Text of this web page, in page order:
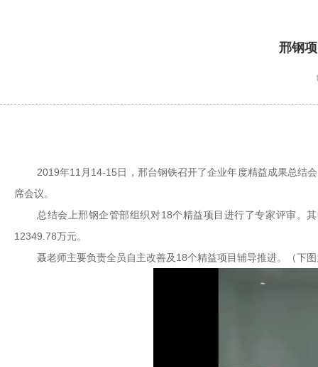
邢钢
2019年11 月 14-15日，邢台钢铁召开了企业年度精益成果总结
席会议。
总结会上邢钢企管部组织对18个精益项目进行了专家评审。
12349.78万元。
聂老师主要负责全员自主改善及18个精益项目辅导推进。（下